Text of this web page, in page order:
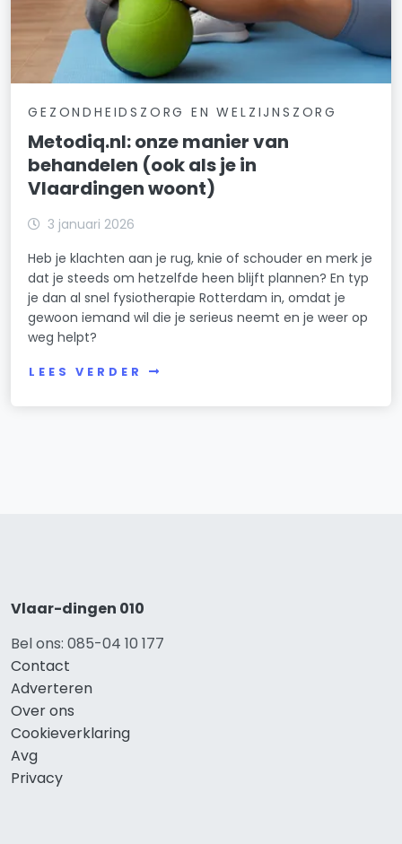
GEZONDHEIDSZORG EN WELZIJNSZORG
Metodiq.nl: onze manier van
behandelen (ook als je in
Vlaardingen woont)
3 januari 2026
Heb je klachten aan je rug, knie of schouder en merk je
dat je steeds om hetzelfde heen blijft plannen? En typ
je dan al snel fysiotherapie Rotterdam in, omdat je
gewoon iemand wil die je serieus neemt en je weer op
weg helpt?
LEES VERDER
Vlaar-dingen 010
Bel ons: 085-04 10 177
Contact
Adverteren
Over ons
Cookieverklaring
Avg
Privacy